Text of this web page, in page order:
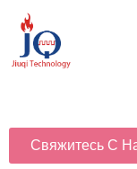
Свяжитесь С